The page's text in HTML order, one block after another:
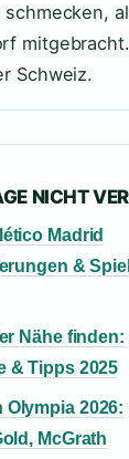
Schweiz.
NICHT
Madrid
&
Nähe finden:
& Tipps 2025
Olympia 2026:
McGrath